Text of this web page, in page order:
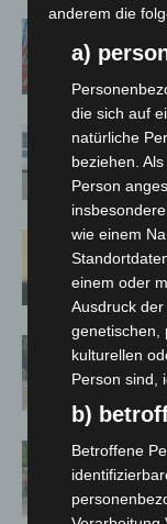
anderem die
a)
die sich auf
natürliche
beziehen.
Person
wie einem
einem oder
Ausdruck der
genetischen,
kulturellen
Person sind,
b)
Betroffene